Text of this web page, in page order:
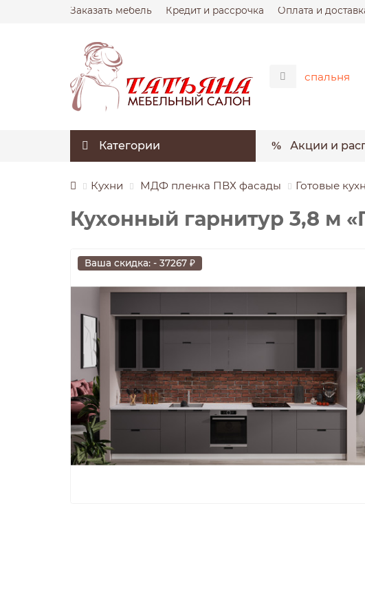
Заказать мебель Кредит и рассрочка Оплата и
Категории Акции и
Кухни МДФ пленка ПВХ фасады Готовые
Кухонный гарнитур 3,8 м
Ваша скидка: - 37267 ₽